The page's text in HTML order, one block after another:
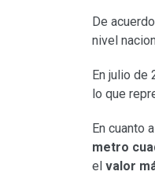
De
nivel
En julio de
lo que
En cuanto
metro
el valor